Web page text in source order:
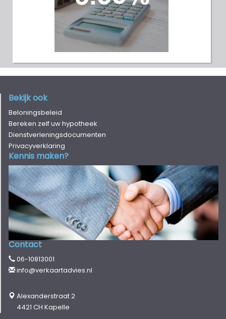
Bekijk ook
Beloningsbeleid
Bereken zelf uw hypotheek
Dienstverleningsdocumenten
Privacyverklaring
Kennis maken?
Contact
06-10813001
info@verkaartadvies.nl
Alexanderstraat 2
4421 CH Kapelle